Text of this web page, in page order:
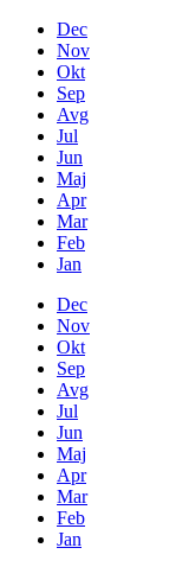
Dec
Nov
Okt
Sep
Avg
Jul
Jun
Maj
Apr
Mar
Feb
Jan
Dec
Nov
Okt
Sep
Avg
Jul
Jun
Maj
Apr
Mar
Feb
Jan